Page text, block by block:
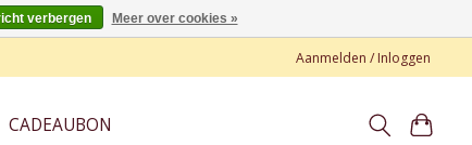
Aanmelden / Inloggen
CADEAUBON
verbergen Meer over cookies »